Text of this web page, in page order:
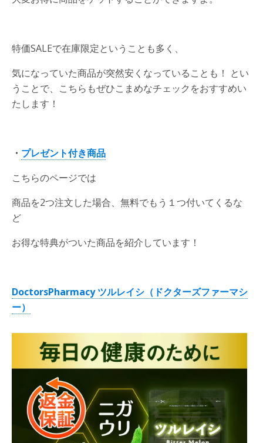
特価SALEで在庫限定ということも多く、
気になっていた商品が突然安くなっていることも！ とい
うことで、こちらもぜひこまめなチェックをおすすめい
たします！
・ プレゼント付き商品
こちらのページでは
商品を2つ注文した場合、無料でもう１つ付いてくるな
ど
お得な特典がついた商品を紹介しています！
DoctorsPharmacyツルレイシ（ドクターズファーマシ
ー）